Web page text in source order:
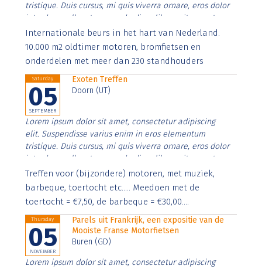
tristique. Duis cursus, mi quis viverra ornare, eros dolor
interdum nulla, ut commodo diam libero vitae erat.
Aenean faucibus nibh et justo cursus id rutrum lorem
imperdiet. Nunc ut sem vitae risus tristique posuere.
Internationale beurs in het hart van Nederland.
10.000 m2 oldtimer motoren, bromfietsen en
onderdelen met meer dan 230 standhouders
Saturday
05
SEPTEMBER
Exoten Treffen
Doorn (UT)
Lorem ipsum dolor sit amet, consectetur adipiscing
elit. Suspendisse varius enim in eros elementum
tristique. Duis cursus, mi quis viverra ornare, eros dolor
interdum nulla, ut commodo diam libero vitae erat.
Aenean faucibus nibh et justo cursus id rutrum lorem
imperdiet. Nunc ut sem vitae risus tristique posuere.
Treffen voor (bijzondere) motoren, met muziek,
barbeque, toertocht etc..... Meedoen met de
toertocht = €7,50, de barbeque = €30,00....
Thursday
05
NOVEMBER
Parels uit Frankrijk, een expositie van de
Mooiste Franse Motorfietsen
Buren (GD)
Lorem ipsum dolor sit amet, consectetur adipiscing